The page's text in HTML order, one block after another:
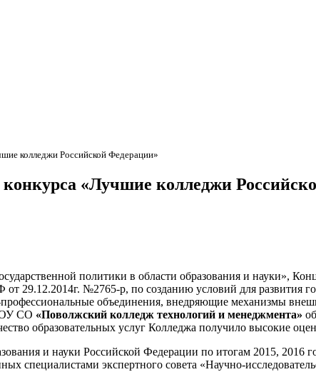
колледжи Российской Федерации»
«Лучшие колледжи
политики в области образования и науки»,
29.12.2014г. №2765-р, по созданию условий для развития
объединения, внедряющие механизмы
СО «Поволжский колледж технологий и менеджмента»
образовательных услуг Колледжа получило высокие
и науки Российской Федерации по итогам 2015, 2016
специалистами экспертного совета «Научно-